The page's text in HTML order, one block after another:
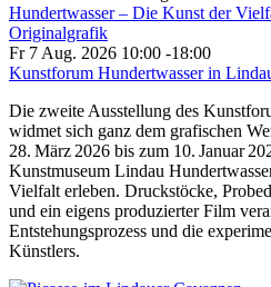
Hundertwasser – Die Kunst der
Originalgrafik
Fr 7 Aug. 2026 10:00 -18:00
Kunstforum Hundertwasser in
Die zweite Ausstellung des
widmet sich ganz dem grafischen
28. März 2026 bis zum 10. Januar
Kunstmuseum Lindau
Vielfalt erleben. Druckstöcke,
und ein eigens produzierter Film
Entstehungsprozess und die
Künstlers.